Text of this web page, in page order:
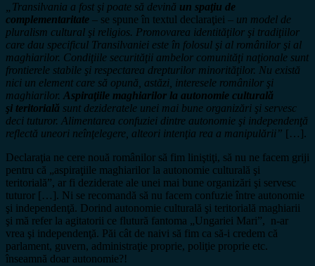
„Transilvania a fost şi poate să devină un spaţiu de
complementaritate – se spune în textul declaraţiei – un model de
pluralism cultural şi religios. Promovarea identităţilor şi tradiţiilor
care dau specificul Transilvaniei este în folosul şi al românilor şi al
maghiarilor. Condiţiile securităţii ambelor comunităţi naţionale sunt
frontierele stabile şi respectarea drepturilor minorităţilor. Nu există
nici un element care să opună, astăzi, interesele românilor şi
maghiarilor. Aspiraţiile maghiarilor la autonomie culturală
şi teritorială sunt dezideratele unei mai bune organizări şi servesc
deci tuturor. Alimentarea confuziei dintre autonomie şi independenţă
reflectă uneori neînţelegere, alteori intenţia rea a manipulării” […].
Declaraţia ne cere nouă românilor să fim liniştiţi, să nu ne facem griji
pentru că „aspiraţiile maghiarilor la autonomie culturală şi
teritorială”, ar fi deziderate ale unei mai bune organizări şi servesc
tuturor […]. Ni se recomandă să nu facem confuzie între autonomie
şi independenţă. Dorind autonomie culturală şi teritorială maghiarii
şi mă refer la agitatorii ce flutură fantoma „Ungariei Mari”, n-ar
vrea şi independenţă. Păi cât de naivi să fim ca să-i credem că
parlament, guvern, administraţie proprie, poliţie proprie etc.
înseamnă doar autonomie?!